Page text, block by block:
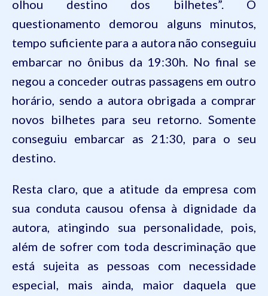
olhou destino dos bilhetes”. O
questionamento demorou alguns minutos,
tempo suficiente para a autora não conseguiu
embarcar no ônibus da 19:30h. No final se
negou a conceder outras passagens em outro
horário, sendo a autora obrigada a comprar
novos bilhetes para seu retorno. Somente
conseguiu embarcar as 21:30, para o seu
destino.
Resta claro, que a atitude da empresa com
sua conduta causou ofensa à dignidade da
autora, atingindo sua personalidade, pois,
além de sofrer com toda descriminação que
está sujeita as pessoas com necessidade
especial, mais ainda, maior daquela que